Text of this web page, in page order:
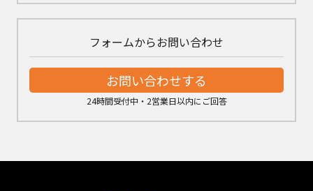
フォームからお問い合わせ
お問い合わせする
24時間受付中・2営業日以内にご回答